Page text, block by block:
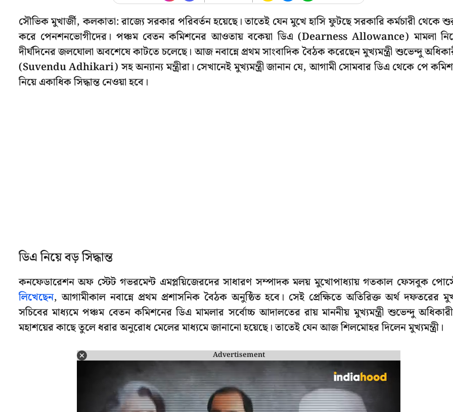
সৌভিক মুখার্জী, কলকাতা: রাজ্যে সরকার পরিবর্তন হয়েছে। তাতেই যেন মুখে হাসি ফুটছে সরকারি কর্মচারী থেকে
করে পেনশনভোগীদের। পঞ্চম বেতন কমিশনের আওতায় বকেয়া ডিএ (Dearness Allowance) মামলা
দীর্ঘদিনের জলঘোলা অবশেষে কাটতে চলেছে। আজ নবান্নে প্রথম সাংবাদিক বৈঠক করেছেন মুখ্যমন্ত্রী শুভেন্দু
(Suvendu Adhikari) সহ অন্যান্য মন্ত্রীরা। সেখানেই মুখ্যমন্ত্রী জানান যে, আগামী সোমবার ডিএ থেকে পে
নিয়ে একাধিক সিদ্ধান্ত নেওয়া হবে।
ডিএ নিয়ে বড় সিদ্ধান্ত
কনফেডারেশন অফ স্টেট গভরমেন্ট এমপ্লয়িজেরদের সাধারণ সম্পাদক মলয় মুখোপাধ্যায় গতকাল ফেসবুক
লিখেছেন, আগামীকাল নবান্নে প্রথম প্রশাসনিক বৈঠক অনুষ্ঠিত হবে। সেই প্রেক্ষিতে অতিরিক্ত অর্থ দফতরের
সচিবের মাধ্যমে পঞ্চম বেতন কমিশনের ডিএ মামলার সর্বোচ্চ আদালতের রায় মাননীয় মুখ্যমন্ত্রী শুভেন্দু
মহাশয়ের কাছে তুলে ধরার অনুরোধ মেলের মাধ্যমে জানানো হয়েছে। তাতেই যেন আজ শিলমোহর দিলেন মুখ্যমন্ত্রী।
Advertisement